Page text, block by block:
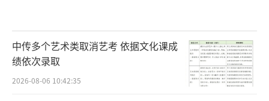
中传多个艺术类取消艺考 依据文化课成
绩依次录取
2026-08-06 10:42:35